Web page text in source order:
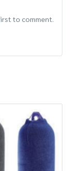
to comment.